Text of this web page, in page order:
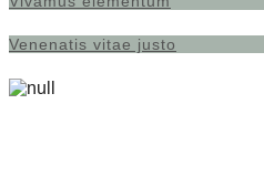
Venenatis vitae justo